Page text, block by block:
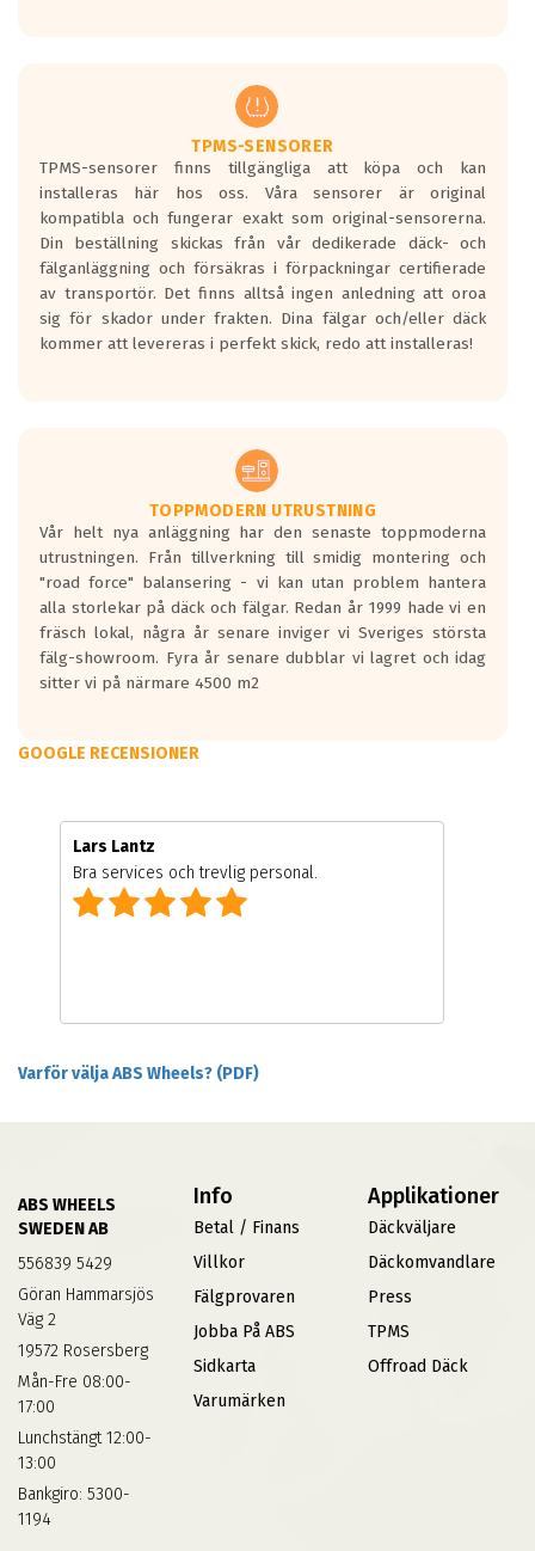
regelverket som introduceras år 2016.
Ett däck med två svarta vågor är redan
godkända för år 2016 nya regelverk.
Ett däck med en svart våg kommer vara
minst tre decibel tystare än det
regelverk som börjar gälla 2016.
TPMS-SENSORER
TPMS-sensorer finns tillgängliga att köpa och kan
installeras här hos oss. Våra sensorer är original
kompatibla och fungerar exakt som original-sensorerna.
Din beställning skickas från vår dedikerade däck- och
fälganläggning och försäkras i förpackningar certifierade
av transportör. Det finns alltså ingen anledning att oroa
sig för skador under frakten. Dina fälgar och/eller däck
kommer att levereras i perfekt skick, redo att installeras!
TOPPMODERN UTRUSTNING
Vår helt nya anläggning har den senaste toppmoderna
utrustningen. Från tillverkning till smidig montering och
"road force" balansering - vi kan utan problem hantera
alla storlekar på däck och fälgar. Redan år 1999 hade vi en
fräsch lokal, några år senare inviger vi Sveriges största
fälg-showroom. Fyra år senare dubblar vi lagret och idag
sitter vi på närmare 4500 m2
GOOGLE RECENSIONER
Lars Lantz
Bra services och trevlig personal.
Varför välja ABS Wheels? (PDF)
ABS WHEELS
SWEDEN AB
556839 5429
Göran Hammarsjös
Väg 2
19572 Rosersberg
Mån-Fre 08:00-
17:00
Lunchstängt 12:00-
13:00
Bankgiro: 5300-
1194
Info
Betal / Finans
Villkor
Fälgprovaren
Jobba På ABS
Sidkarta
Varumärken
Applikationer
Däckväljare
Däckomvandlare
Press
TPMS
Offroad Däck